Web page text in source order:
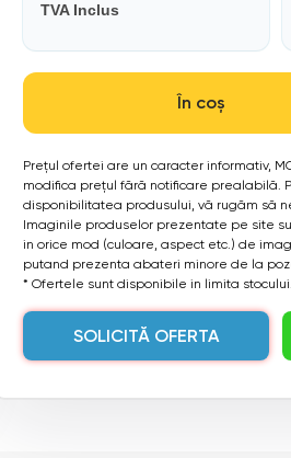
TVA Inclus
În coș
Prețul ofertei are un caracter informativ,
modifica prețul fără notificare prealabilă.
disponibilitatea produsului, vă rugăm să
Imaginile produselor prezentate pe site
in orice mod (culoare, aspect etc.) de
putand prezenta abateri minore de la
* Ofertele sunt disponibile in limita stocului.
SOLICITĂ OFERTA